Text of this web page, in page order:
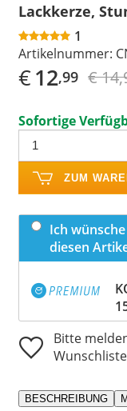
Lackkerze,
1
Artikelnummer:
€12,99 €
Sofortige
ZUM
Ich
diesen
Bitte
BESCHREIBUNG